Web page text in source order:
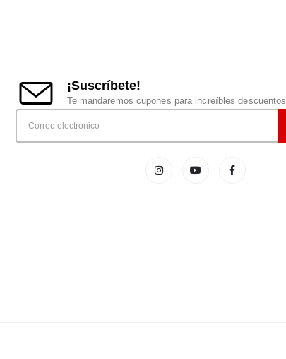
¡Suscríbete!
Te mandaremos cupones para increíbles descuentos